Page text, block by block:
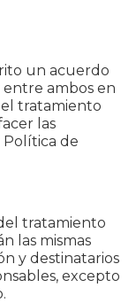
un acuerdo
ambos en
tratamiento
las
Política de
tratamiento
las mismas
y destinatarios
excepto